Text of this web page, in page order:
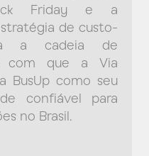
Friday e a
de custo-
a cadeia de
com que a Via
BusUp como seu
confiável para
no Brasil.